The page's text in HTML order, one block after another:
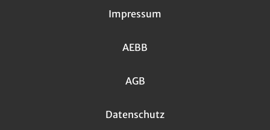
Impressum
AEBB
AGB
Datenschutz